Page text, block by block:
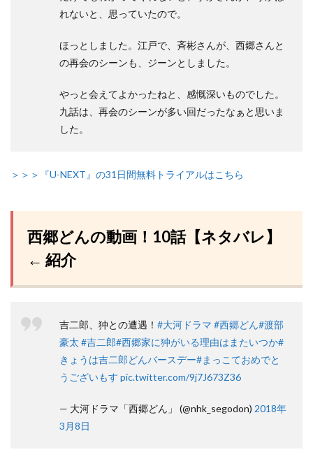
れないと、思っていたので。
ほっとしました。江戸で、斉彬さんが、西郷さんと
の再会のシーンも、ジーンとしました。
やっと会えてよかったねと、感慨深いものでした。
九話は、再会のシーンが多い回だったなぁと思いま
した。
＞＞＞『U-NEXT』の31日間無料トライアルはこちら
西郷どんの動画！10話【ネタバレ】
← 紹介
吉二郎、狆との遭遇！ #大河ドラマ #西郷どん#渡部
豪太 #吉二郎#西郷家に狆がいる理由はまたいつか#
きょうは吉二郎どんバースデー#まっこておめでと
うございもす pic.twitter.com/9j7J673Z36
— 大河ドラマ「西郷どん」 (@nhk_segodon) 2018年
3月8日